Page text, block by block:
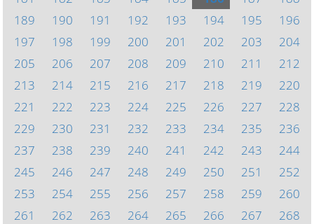
189
190 191 192 193 194 195
196
197
198 199 200 201 202 203
204
205
206 207 208 209 210 211
212
213
214 215 216 217 218 219
220
221
222 223 224 225 226 227
228
229
230 231 232 233 234 235
236
237
238 239 240 241 242 243
244
245
246 247 248 249 250 251
252
253
254 255 256 257 258 259
260
261
262 263 264 265 266 267
268